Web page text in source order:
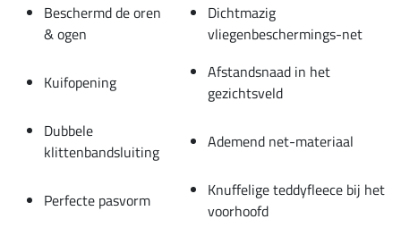
Beschermd de oren
& ogen
Dichtmazig
vliegenbeschermings-net
Kuifopening
Afstandsnaad in het
gezichtsveld
Dubbele
klittenbandsluiting
Ademend net-materiaal
Perfecte pasvorm
Knuffelige teddyfleece bij het
voorhoofd